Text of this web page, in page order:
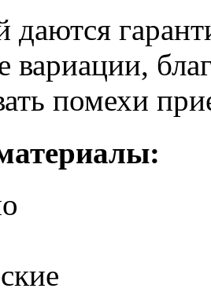
даются
вариации,
помехи